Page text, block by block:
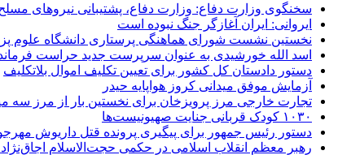
سخنگوی وزارت دفاع: وزارت دفاع، پشتیبانی نیرو‌های
ایروانی: ایران آغازگر جنگ نبوده است
نخستین نشست شورای هماهنگی پرستاری دانشگاه علوم
اسد الله خورشیدی به عنوان سرپرست جدید حراست
دستور دادستان کل کشور برای تعیین تکلیف اموال بلاتکلیف
آزمایش موفق میدانی کروز هواپایه حیدر
تجارت خارجی مرز پرویزخان برای نخستین بار از مرز سه
۱۰۳۰ کودک قربانی جنایت صهیونیست‌ها
دستور رئیس جمهور برای پیگیری پرونده قتل داریوش
رهبر معظم انقلاب اسلامی در حکمی حجت‌الاسلام